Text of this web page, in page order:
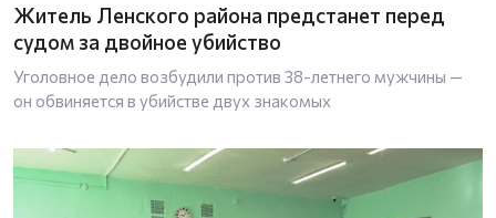
Житель Ленского района предстанет перед
судом за двойное убийство
Уголовное дело возбудили против 38-летнего мужчины —
он обвиняется в убийстве двух знакомых